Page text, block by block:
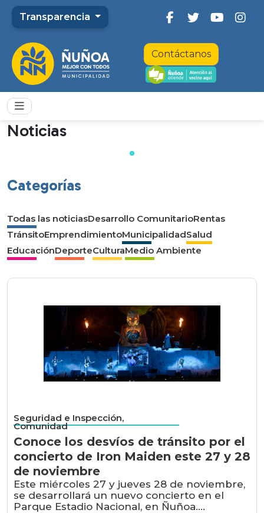
Transparencia
Contáctanos
Noticias
Seguridad e Inspección,
Comunidad
Conoce los desvíos de tránsito por el
concierto de Iron Maiden este 27 y 28
de noviembre
Este miércoles 27 y jueves 28 de noviembre,
se desarrollará un nuevo concierto en el
Parque Estadio Nacional, en Ñuñoa....
Categorías
Todas las noticiasDesarrollo ComunitarioRentas
TránsitoEmprendimientoMunicipalidadSalud
EducaciónDeporteCulturaMedio Ambiente